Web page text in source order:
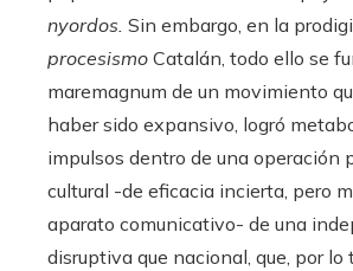
nyordos. Sin embargo, en la
procesismo Catalán, todo ello se
maremagnum de un movimiento
haber sido expansivo, logró
impulsos dentro de una operación
cultural -de eficacia incierta, pero
aparato comunicativo- de una
disruptiva que nacional, que, por lo